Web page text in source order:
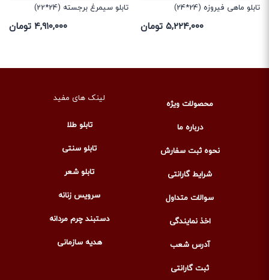
تابلو ماهی فیروزه (24*24)
۵,۲۲۴,۰۰۰ تومان
تابلو سیمرغ برجسته (24*22)
۴,۹۱۰,۰۰۰ تومان
محصولات ویژه
درباره ما
نحوه ثبت سفارش
شرایط گارانتی
سوالات متداول
اخذ نمایندگی
آدرس شعب
ثبت گارانتی
لینک های مفید
تابلو طلا
تابلو سنتی
تابلو شعر
سرویس زنانه
دستبند چرم مردانه
هدیه سازمانی